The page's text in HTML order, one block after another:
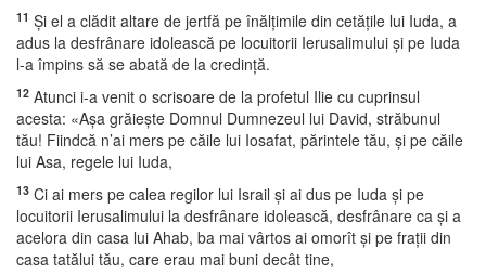
11 Şi el a clădit altare de jertfă pe înălţimile din cetăţile lui Iuda, a
adus la desfrânare idolească pe locuitorii Ierusalimului şi pe Iuda
l-a împins să se abată de la credinţă.
12 Atunci i-a venit o scrisoare de la profetul Ilie cu cuprinsul
acesta: «Aşa grăieşte Domnul Dumnezeul lui David, străbunul
tău! Fiindcă n’ai mers pe căile lui Iosafat, părintele tău, şi pe căile
lui Asa, regele lui Iuda,
13 Ci ai mers pe calea regilor lui Israil şi ai dus pe Iuda şi pe
locuitorii Ierusalimului la desfrânare idolească, desfrânare ca şi a
acelora din casa lui Ahab, ba mai vârtos ai omorît şi pe fraţii din
casa tatălui tău, care erau mai buni decât tine,